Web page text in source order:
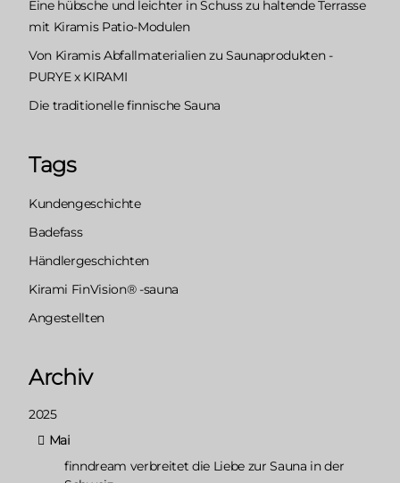
Eine hübsche und leichter in Schuss zu haltende Terrasse
mit Kiramis Patio-Modulen
Von Kiramis Abfallmaterialien zu Saunaprodukten -
PURYE x KIRAMI
Die traditionelle finnische Sauna
Tags
Kundengeschichte
Badefass
Händlergeschichten
Kirami FinVision® -sauna
Angestellten
Archiv
2025
Mai
finndream verbreitet die Liebe zur Sauna in der